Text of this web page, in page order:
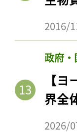
2016/
政府・
【
界全
2026/